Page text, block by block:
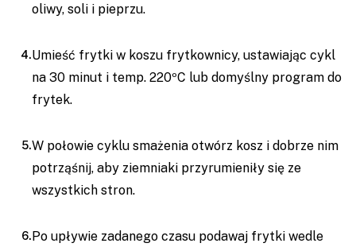
oliwy, soli i pieprzu.
Umieść frytki w koszu frytkownicy, ustawiając cykl
na 30 minut i temp. 220ºC lub domyślny program do
frytek.
W połowie cyklu smażenia otwórz kosz i dobrze nim
potrząśnij, aby ziemniaki przyrumieniły się ze
wszystkich stron.
Po upływie zadanego czasu podawaj frytki wedle